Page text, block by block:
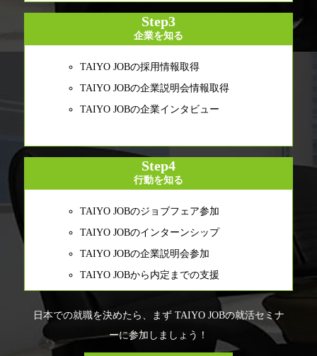
Step3
企業を知る
TAIYO JOBの採用情報取得
TAIYO JOBの企業説明会情報取得
TAIYO JOBの企業インタビュー
Step4
行動を知る
TAIYO JOBのジョブフェア参加
TAIYO JOBのインターンシップ
TAIYO JOBの企業説明会参加
TAIYO JOBから内定までの支援
日本での就職を決めたら、まず TAIYO JOBの就活セミナ
ーに参加しましょう！